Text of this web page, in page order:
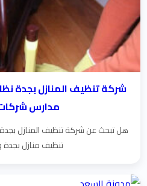
شركة تنظيف المنازل بجدة
مدارس
هل تبحث عن شركة تنظيف المنازل
تنظيف منازل بجدة